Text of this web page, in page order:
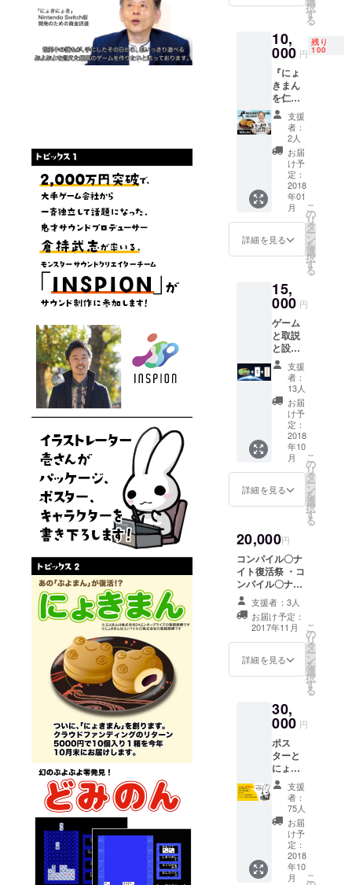
記載く
「どみ
復活。
クリア
する
と、開
発動機
とその
変遷が
グラ
フィッ
クで読
めま
す。 ＊
「ぷよ
ぷよ」
は株式
会社セ
ガゲー
す。
択
す
る
10,
000 円
残り
100
『にょ
きまん
を仁井
谷正充
が直接
お届け
しま
す。』
限定100
名 にょ
きまん
を一箱
プレゼ
ントす
るため
に仁井
が直接
パトロ
ンさん
にお届
けしま
す。 ※
新松戸
から交
通機関
で1時間
越える
方は交
通費を
別途ご
用意く
ださ
い。 ※
域で多
は、パ
トロン
さんの
お住ま
いの最
寄りの
駅に集
て、仁
井谷正
届けし
するこ
とをご
相談さ
せてく
ださ
い。
支援
者：
2人
お届
け予
定：
2018
年01
月
詳細を見る
こ
の
リ
タ
ー
ン
を
選
択
す
る
15,
000 円
ゲーム
と取説
と設定
資料 ・
発売日
Nintend
oSwitch
「にょ
きにょ
き宇宙
征服
編」
パッ
ケージ
版と、
扱説明
書と限
定設定
資料集
をお届
けしま
す。
支援
者：
13人
お届
け予
定：
2018
年10
月
詳細を見る
こ
の
リ
タ
ー
ン
を
選
択
す
る
20,000円
コンパイル〇ナ
イト復活祭 ・コ
ンパイル〇ナイ
ト復活祭 参加
権です。 ・都内
で１１月末に開
催します。 ・復
活祭の内容：
にょきにょき大
支援者：3人
お届け予定：
2017年11月
詳細を見る
こ
の
リ
タ
ー
ン
を
選
択
す
る
30,
000 円
ポス
ターと
にょき
まんと
スタッ
フロー
ル
（小）
、タイ
トルを
喋る権
利とコ
支援
者：
75人
お届
け予
定：
2018
年10
月
こ